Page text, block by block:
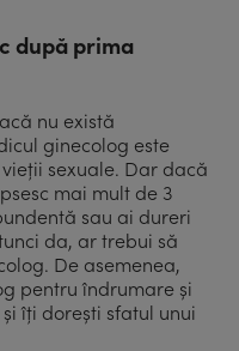
după prima
nu există
ginecolog este
sexuale. Dar dacă
mai mult de 3
sau ai dureri
da, ar trebui să
De asemenea,
pentru îndrumare și
îți dorești sfatul unui